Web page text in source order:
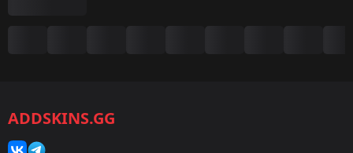
Категория:
Наборы музыки
ADDSKINS.GG